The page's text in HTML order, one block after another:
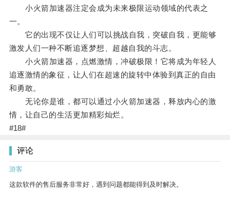
小火箭加速器注定会成为未来极限运动领域的代表之
一。
它的出现不仅让人们可以挑战自我，突破自我，更能够
激发人们一种不断追逐梦想、超越自我的斗志。
小火箭加速器，点燃激情，冲破极限！它将成为年轻人
追逐激情的象征，让人们在超速的旋转中体验到真正的自由
和勇敢。
无论你是谁，都可以通过小火箭加速器，释放内心的激
情，让自己的生活更加精彩灿烂。
#18#
评论
游客
这款软件的售后服务非常好，遇到问题都能得到及时解决。